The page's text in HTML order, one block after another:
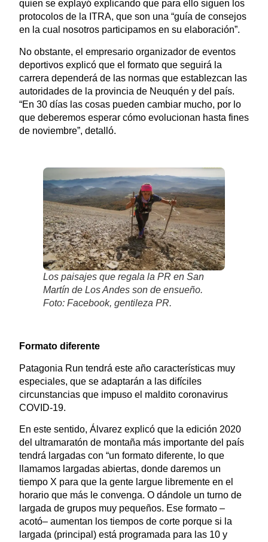
quien se explayó explicando que para ello siguen los
protocolos de la ITRA, que son una “guía de consejos
en la cual nosotros participamos en su elaboración”.
No obstante, el empresario organizador de eventos
deportivos explicó que el formato que seguirá la
carrera dependerá de las normas que establezcan las
autoridades de la provincia de Neuquén y del país.
“En 30 días las cosas pueden cambiar mucho, por lo
que deberemos esperar cómo evolucionan hasta fines
de noviembre”, detalló.
Los paisajes que regala la PR en San
Martín de Los Andes son de ensueño.
Foto: Facebook, gentileza PR.
Formato diferente
Patagonia Run tendrá este año características muy
especiales, que se adaptarán a las difíciles
circunstancias que impuso el maldito coronavirus
COVID-19.
En este sentido, Álvarez explicó que la edición 2020
del ultramaratón de montaña más importante del país
tendrá largadas con “un formato diferente, lo que
llamamos largadas abiertas, donde daremos un
tiempo X para que la gente largue libremente en el
horario que más le convenga. O dándole un turno de
largada de grupos muy pequeños. Ese formato –
acotó– aumentan los tiempos de corte porque si la
largada (principal) está programada para las 10 y